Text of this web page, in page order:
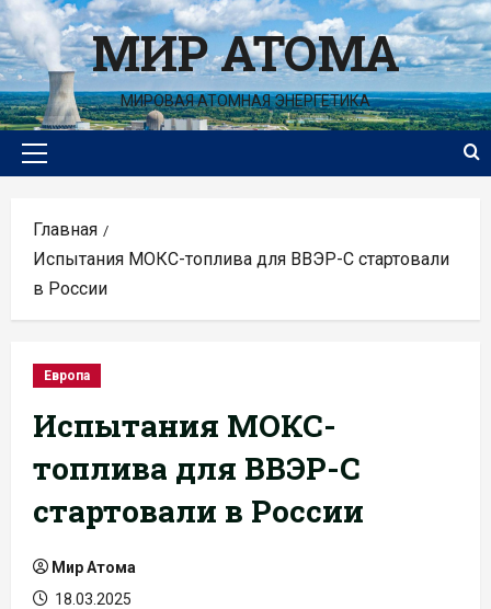
Перейти
к
содержимомуМИР АТОМА
МИРОВАЯ АТОМНАЯ ЭНЕРГЕТИКА
Основное
Главная
Испытания МОКС-топлива для ВВЭР-С стартовали
в России
Европа
Испытания МОКС-
топлива для ВВЭР-С
стартовали в России
Мир Атома
18.03.2025